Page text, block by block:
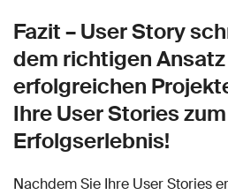
Fazit – User Story
dem richtigen Ansatz
erfolgreichen
Ihre User Stories zum
Erfolgserlebnis!
Nachdem Sie Ihre User Stories